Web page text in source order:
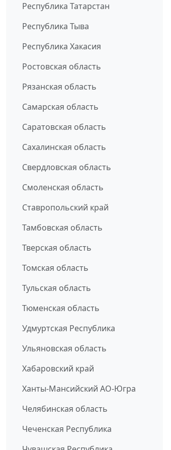
Республика Татарстан
Республика Тыва
Республика Хакасия
Ростовская область
Рязанская область
Самарская область
Саратовская область
Сахалинская область
Свердловская область
Смоленская область
Ставропольский край
Тамбовская область
Тверская область
Томская область
Тульская область
Тюменская область
Удмуртская Республика
Ульяновская область
Хабаровский край
Ханты-Мансийский АО-Югра
Челябинская область
Чеченская Республика